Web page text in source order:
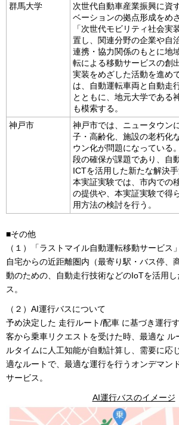
群馬大学
次世代自動車産業振興に資
ベーションの拠点形成をめ
「次世代モビリティ社会実
置し、関連分野の企業や自
連携・協力関係のもとに地
転による移動サービスの創
実装をめざした活動を進め
は、自動運転車両と自動走
とともに、地元大学である
も模索する。
神戸市
神戸市では、ニュータウン
子・高齢化、施設の老朽化
ウン化が問題になっている
段の確保が課題であり、自
ICTを活用した新たな解決手
本実証実験では、市内での
の提供や、本実証実験で得
用方法の検討を行う。
■その他
（１）「ラストマイル自動運転移動サービス
自宅からの近距離圏内（最寄り駅・バス停、
動のための、自動走行技術などのIoTを活用
ス。
（２）AI運行バスについて
予め決定した 走行ルート/配車 に基づき運行
客から乗車リクエストを受けた時、最適な ル
ルタイムに人工知能が自動計算し、需要に応
適なルートで、最適な運行を行うオンデマン
サービス。
AI運行バスのイメージ